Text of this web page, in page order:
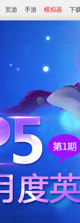
- 页游 - 手游 - 模拟器 - 下